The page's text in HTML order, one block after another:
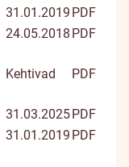
31.01.2019 PDF
24.05.2018 PDF
Kehtivad PDF
31.03.2025PDF
31.01.2019 PDF